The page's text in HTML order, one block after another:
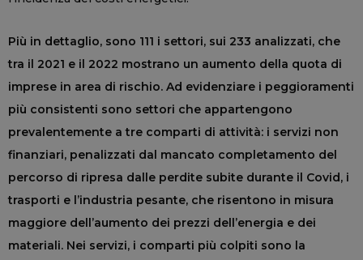
Più in dettaglio, sono 111 i settori, sui 233 analizzati, che
tra il 2021 e il 2022 mostrano un aumento della quota di
imprese in area di rischio. Ad evidenziare i peggioramenti
più consistenti sono settori che appartengono
prevalentemente a tre comparti di attività: i servizi non
finanziari, penalizzati dal mancato completamento del
percorso di ripresa dalle perdite subite durante il Covid, i
trasporti e l’industria pesante, che risentono in misura
maggiore dell’aumento dei prezzi dell’energia e dei
materiali. Nei servizi, i comparti più colpiti sono la